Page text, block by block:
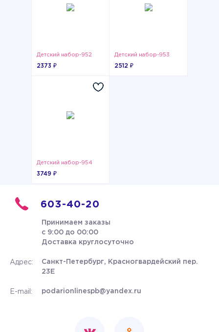
Детский набор-952
2373 ₽
Детский набор-953
2512 ₽
Детский набор-954
3749 ₽
603-40-20
Принимаем заказы
с 9:00 до 00:00
Доставка круглосуточно
Адрес:
Санкт-Петербург, Красногвардейский пер.
23Е
E-mail: podarionlinespb@yandex.ru